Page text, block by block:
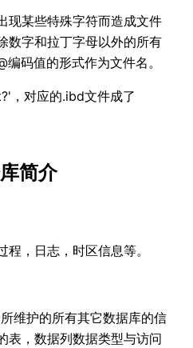
现某些特殊字符而造成文件
数字和拉丁字母以外的所有
码值的形式作为文件名。
，对应的.ibd文件成了
简介
，日志，时区信息等。
维护的所有其它数据库的信
表，数据列数据类型与访问